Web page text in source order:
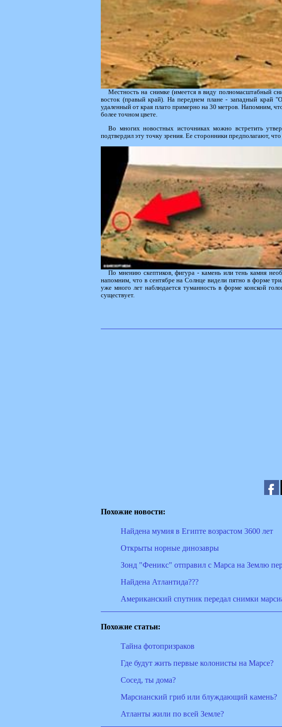
Местность на снимке (имеется в виду полномасштабный
восток (правый край). На переднем плане - западный край
удаленный от края плато примерно на 30 метров. Напомним,
более точном цвете.
Во многих новостных источниках можно встретить
подтвердил эту точку зрения. Ее сторонники предполагают,
По мнению скептиков, фигура - камень или тень камня
напомним, что в сентябре на Солнце видели пятно в форме
уже много лет наблюдается туманность в форме конской
существует.
Похожие новости:
Найдена мумия в Египте возрастом 3600 лет
Открыты норные динозавры
Зонд "Феникс" отправил с Марса на Землю
Найдена Атлантида???
Американский спутник передал снимки
Похожие статьи:
Тайна фотопризраков
Где будут жить первые колонисты на Марсе?
Сосед, ты дома?
Марсианский гриб или блуждающий камень?
Атланты жили по всей Земле?